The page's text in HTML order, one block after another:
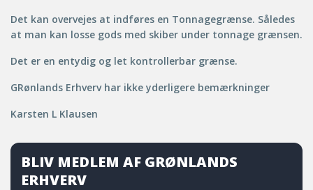
Det kan overvejes at indføres en Tonnagegrænse. Således
at man kan losse gods med skiber under tonnage grænsen.
Det er en entydig og let kontrollerbar grænse.
GRønlands Erhverv har ikke yderligere bemærkninger
Karsten L Klausen
BLIV MEDLEM AF GRØNLANDS
ERHVERV